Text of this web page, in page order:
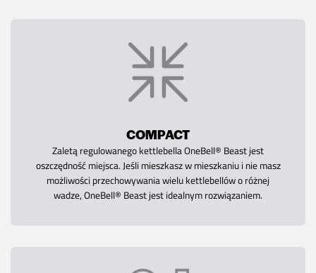
COMPACT
Zaletą regulowanego kettlebella OneBell® Beast jest
oszczędność miejsca. Jeśli mieszkasz w mieszkaniu i nie masz
możliwości przechowywania wielu kettlebellów o różnej
wadze, OneBell® Beast jest idealnym rozwiązaniem.